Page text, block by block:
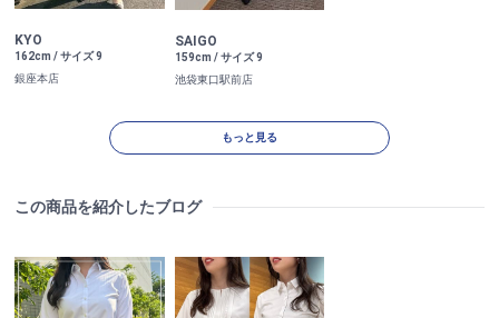
KYO
162cm / サイズ 9
銀座本店
SAIGO
159cm / サイズ 9
池袋東口駅前店
もっと見る
この商品を紹介したブログ